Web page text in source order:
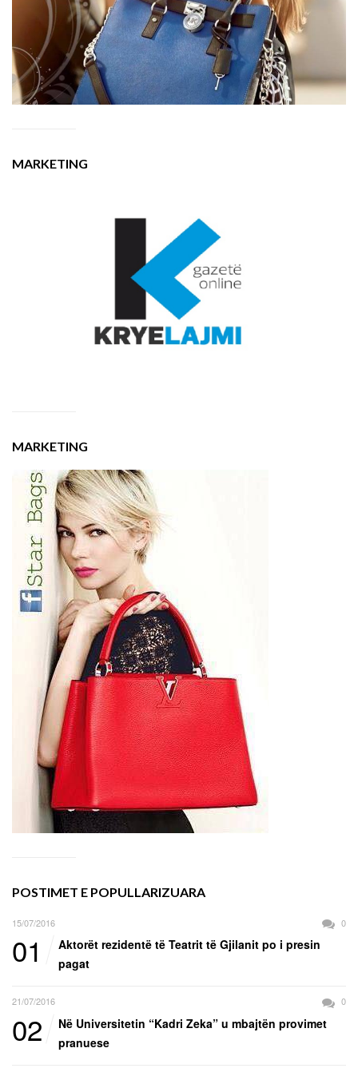
MARKETING
MARKETING
POSTIMET E POPULLARIZUARA
15/07/2016 0
01
Aktorët rezidentë të Teatrit të Gjilanit po i presin
pagat
21/07/2016 0
02
Në Universitetin “Kadri Zeka” u mbajtën provimet
pranuese